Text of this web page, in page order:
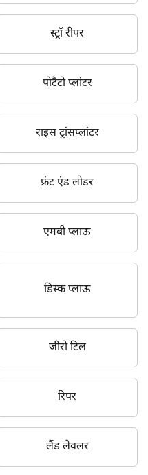
स्ट्रॉ रीपर
पोटैटो प्लांटर
राइस ट्रांसप्लांटर
फ्रंट एंड लोडर
एमबी प्लाऊ
डिस्क प्लाऊ
जीरो टिल
रिपर
लैंड लेवलर